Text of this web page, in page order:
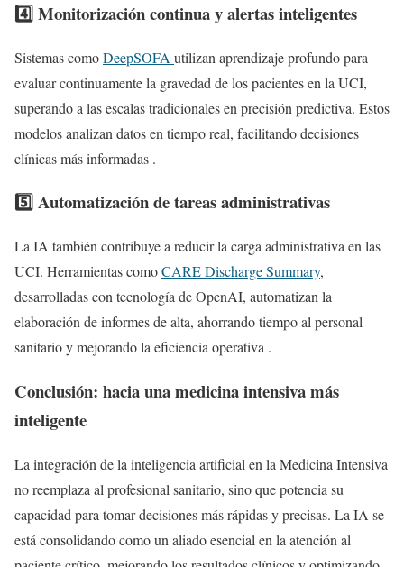
4️⃣ Monitorización continua y alertas inteligentes
Sistemas comoDeepSOFA utilizan aprendizaje profundo para
evaluar continuamente la gravedad de los pacientes en la UCI,
superando a las escalas tradicionales en precisión predictiva. Estos
modelos analizan datos en tiempo real, facilitando decisiones
clínicas más informadas .
5️⃣ Automatización de tareas administrativas
La IA también contribuye a reducir la carga administrativa en las
UCI. Herramientas comoCARE Discharge Summary,
desarrolladas con tecnología de OpenAI, automatizan la
elaboración de informes de alta, ahorrando tiempo al personal
sanitario y mejorando la eficiencia operativa .
Conclusión: hacia una medicina intensiva más
inteligente
La integración de la inteligencia artificial en la Medicina Intensiva
no reemplaza al profesional sanitario, sino que potencia su
capacidad para tomar decisiones más rápidas y precisas. La IA se
está consolidando como un aliado esencial en la atención al